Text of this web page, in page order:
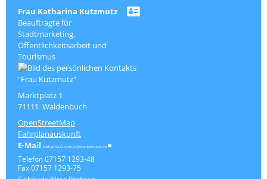
Frau Katharina Kutzmutz
Beauftragte für
Stadtmarketing,
Öffentlichkeitsarbeit und
Tourismus
Marktplatz 1
71111 Waldenbuch
OpenStreetMap
Fahrplanauskunft
Katharina.Kutzmutz@waldenbuch.de
Telefon 07157 1293-48
Fax 07157 1293-75